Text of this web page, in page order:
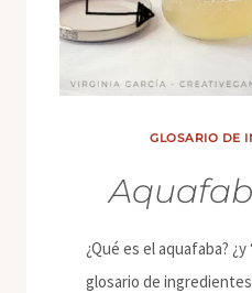
GLOSARIO DE
¿Qué es el aquafaba?
glosario de